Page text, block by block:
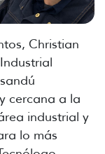
Christian
cercana a la
industrial y
lo más